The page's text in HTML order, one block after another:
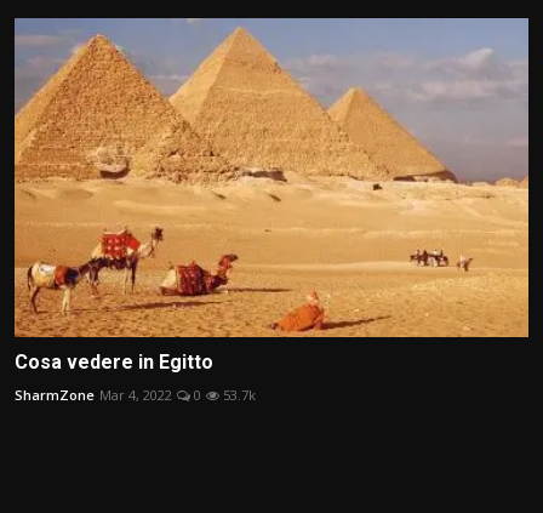
Cosa vedere in Egitto
SharmZone Mar 4, 2022 0 53.7k